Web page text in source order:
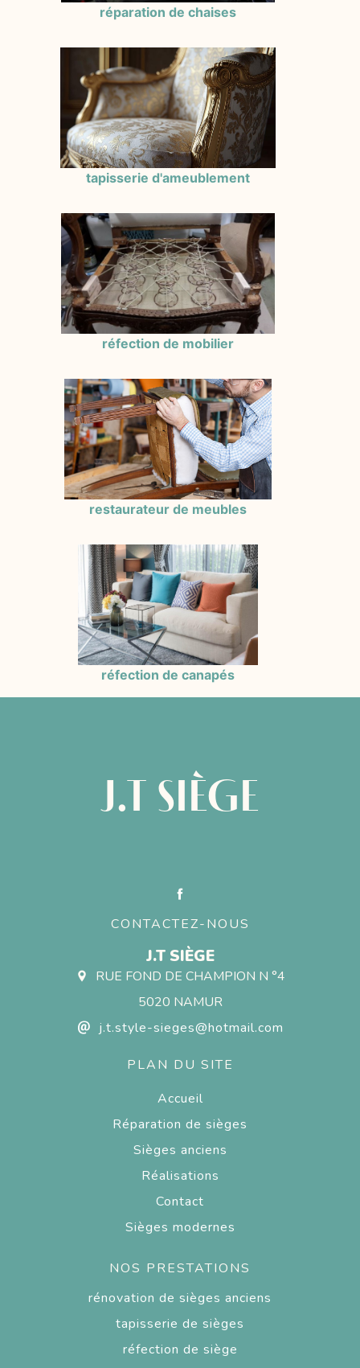
réparation de chaises
tapisserie d'ameublement
réfection de mobilier
restaurateur de meubles
réfection de canapés
J.T SIÈGE
CONTACTEZ-NOUS
J.T SIÈGE
RUE FOND DE CHAMPION N °4
5020 NAMUR
j.t.style-sieges@hotmail.com
PLAN DU SITE
Accueil
Réparation de sièges
Sièges anciens
Réalisations
Contact
Sièges modernes
NOS PRESTATIONS
rénovation de sièges anciens
tapisserie de sièges
réfection de siège